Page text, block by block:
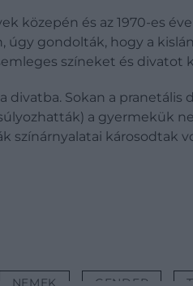
közepén és az 1970-es
gondolták, hogy a
színeket és
Sokan a
a gyermekük
színárnyalatai károsodtak
NEMEK GENDER